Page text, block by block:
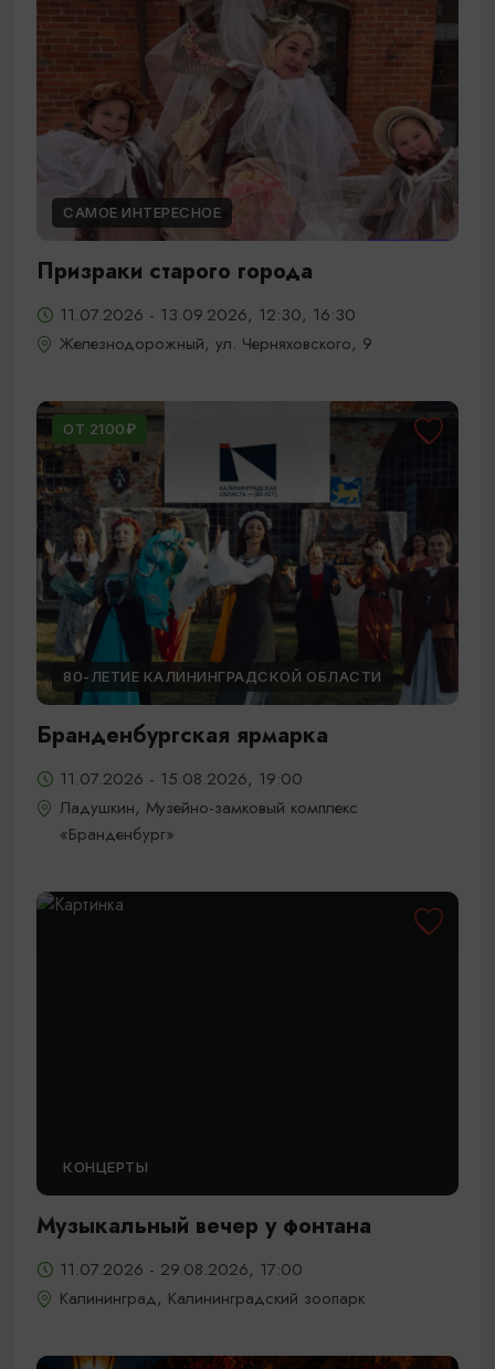
САМОЕ ИНТЕРЕСНОЕ
Призраки старого города
11.07.2026 - 13.09.2026, 12:30, 16:30
Железнодорожный, ул. Черняховского, 9
ОТ 2100₽
80-ЛЕТИЕ КАЛИНИНГРАДСКОЙ ОБЛАСТИ
Бранденбургская ярмарка
11.07.2026 - 15.08.2026, 19:00
Ладушкин, Музейно-замковый комплекс
«Бранденбург»
КОНЦЕРТЫ
Музыкальный вечер у фонтана
11.07.2026 - 29.08.2026, 17:00
Калининград, Калининградский зоопарк